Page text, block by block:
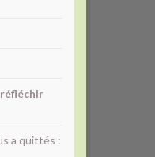
a quittés :